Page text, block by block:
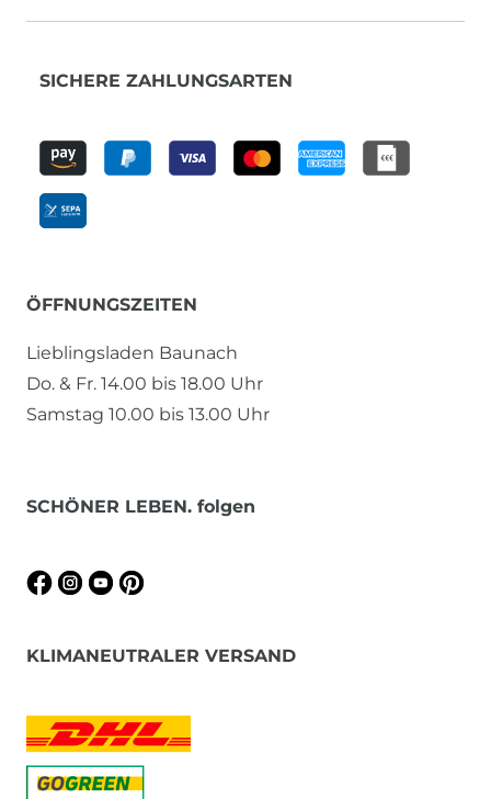
SICHERE ZAHLUNGSARTEN
ÖFFNUNGSZEITEN
Lieblingsladen Baunach
Do. & Fr. 14.00 bis 18.00 Uhr
Samstag 10.00 bis 13.00 Uhr
SCHÖNER LEBEN. folgen
KLIMANEUTRALER VERSAND